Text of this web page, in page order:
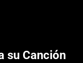
su Canción